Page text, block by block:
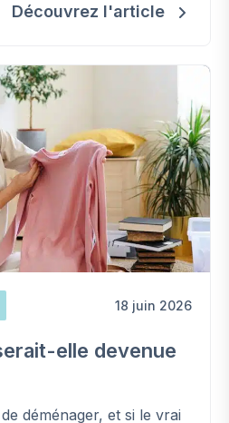
Découvrez l'article
18 juin 2026
elle devenue
déménager, et si le vrai